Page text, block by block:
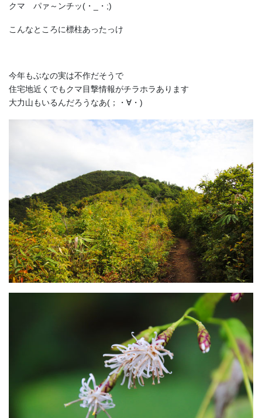
クマ パァ～ンチッ(・_・;)
こんなところに標柱あったっけ
今年もぶなの実は不作だそうで
住宅地近くでもクマ目撃情報がチラホラあります
大力山もいるんだろうなあ(；・∀・)